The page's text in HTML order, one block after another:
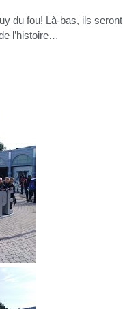
du fou! Là-bas, ils seront
l’histoire…